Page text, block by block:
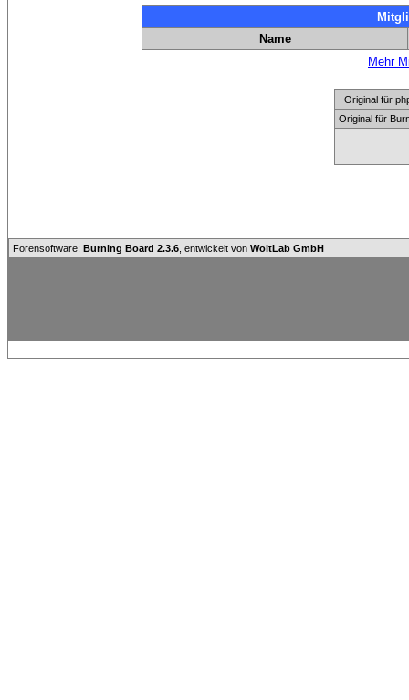
Name
Mehr
Original für
Original für
Forensoftware: Burning Board 2.3.6 , entwickelt von WoltLab GmbH